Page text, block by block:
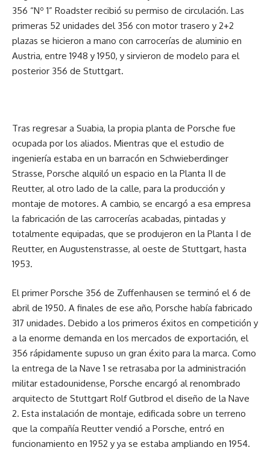
356 “Nº 1” Roadster recibió su permiso de circulación. Las
primeras 52 unidades del 356 con motor trasero y 2+2
plazas se hicieron a mano con carrocerías de aluminio en
Austria, entre 1948 y 1950, y sirvieron de modelo para el
posterior 356 de Stuttgart.
Tras regresar a Suabia, la propia planta de Porsche fue
ocupada por los aliados. Mientras que el estudio de
ingeniería estaba en un barracón en Schwieberdinger
Strasse, Porsche alquiló un espacio en la Planta II de
Reutter, al otro lado de la calle, para la producción y
montaje de motores. A cambio, se encargó a esa empresa
la fabricación de las carrocerías acabadas, pintadas y
totalmente equipadas, que se produjeron en la Planta I de
Reutter, en Augustenstrasse, al oeste de Stuttgart, hasta
1953.
El primer Porsche 356 de Zuffenhausen se terminó el 6 de
abril de 1950. A finales de ese año, Porsche había fabricado
317 unidades. Debido a los primeros éxitos en competición y
a la enorme demanda en los mercados de exportación, el
356 rápidamente supuso un gran éxito para la marca. Como
la entrega de la Nave 1 se retrasaba por la administración
militar estadounidense, Porsche encargó al renombrado
arquitecto de Stuttgart Rolf Gutbrod el diseño de la Nave
2. Esta instalación de montaje, edificada sobre un terreno
que la compañía Reutter vendió a Porsche, entró en
funcionamiento en 1952 y ya se estaba ampliando en 1954.